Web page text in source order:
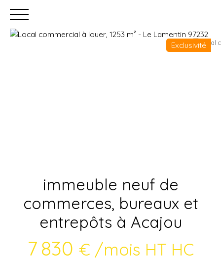
Faire gérer
Exclusivité
immeuble neuf de
commerces, bureaux et
entrepôts à Acajou
7 830 € /mois HT HC